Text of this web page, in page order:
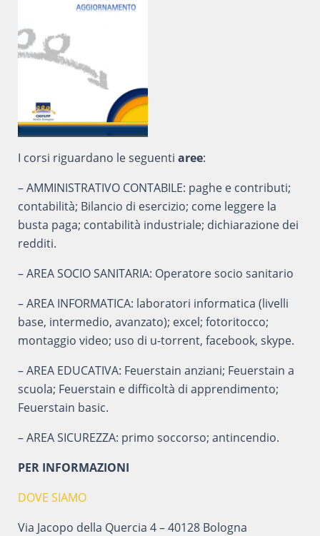
I corsi riguardano le seguenti aree:
– AMMINISTRATIVO CONTABILE: paghe e contributi;
contabilità; Bilancio di esercizio; come leggere la
busta paga; contabilità industriale; dichiarazione dei
redditi.
– AREA SOCIO SANITARIA: Operatore socio sanitario
– AREA INFORMATICA: laboratori informatica (livelli
base, intermedio, avanzato); excel; fotoritocco;
montaggio video; uso di u-torrent, facebook, skype.
– AREA EDUCATIVA: Feuerstain anziani; Feuerstain a
scuola; Feuerstain e difficoltà di apprendimento;
Feuerstain basic.
– AREA SICUREZZA: primo soccorso; antincendio.
PER INFORMAZIONI
DOVE SIAMO
Via Jacopo della Quercia 4 – 40128 Bologna